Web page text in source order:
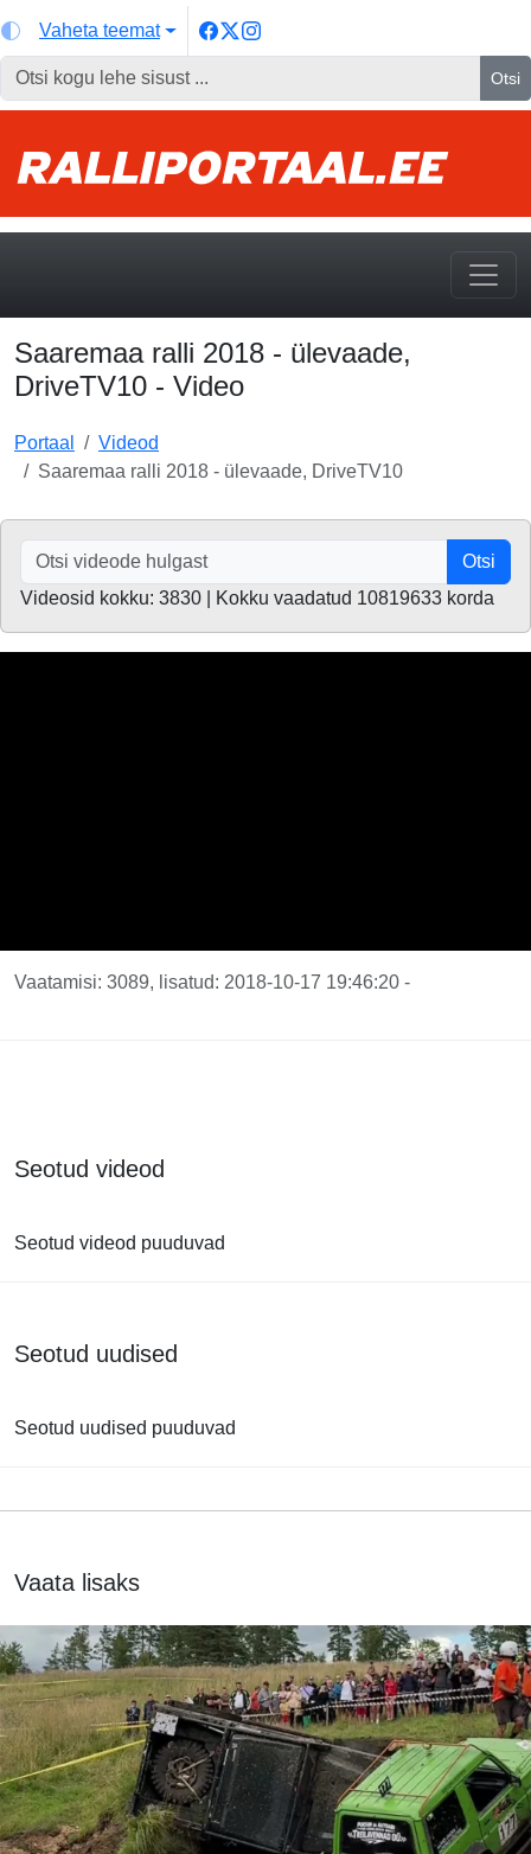
Vaheta teemat
Otsi
Saaremaa ralli 2018 - ülevaade,
DriveTV10 - Video
Portaal
Videod
Saaremaa ralli 2018 - ülevaade, DriveTV10
Otsi
Videosid kokku: 3830 | Kokku vaadatud 10819633 korda
Vaatamisi: 3089, lisatud: 2018-10-17 19:46:20 -
Seotud videod
Seotud videod puuduvad
Seotud uudised
Seotud uudised puuduvad
Vaata lisaks